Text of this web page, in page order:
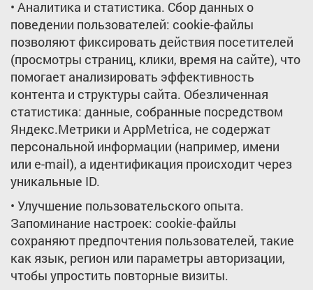
• Аналитика и статистика. Сбор данных о
поведении пользователей: cookie-файлы
позволяют фиксировать действия посетителей
(просмотры страниц, клики, время на сайте), что
помогает анализировать эффективность
контента и структуры сайта. Обезличенная
статистика: данные, собранные посредством
Яндекс.Метрики и AppMetrica, не содержат
персональной информации (например, имени
или e-mail), а идентификация происходит через
уникальные ID.
• Улучшение пользовательского опыта.
Запоминание настроек: cookie-файлы
сохраняют предпочтения пользователей, такие
как язык, регион или параметры авторизации,
чтобы упростить повторные визиты.